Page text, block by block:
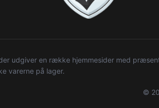
udgiver en række hjemmesider med
varerne på lager.
©